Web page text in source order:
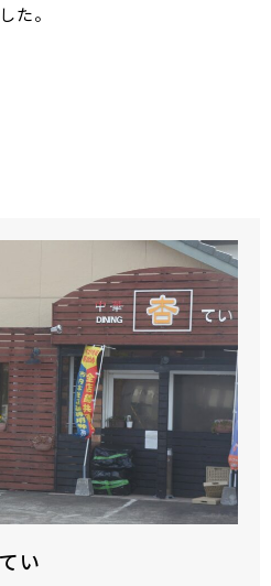
た。
い